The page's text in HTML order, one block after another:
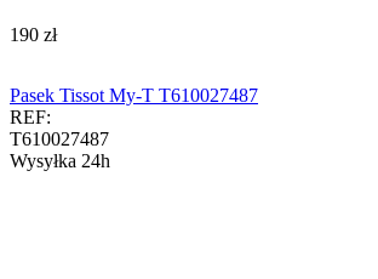
‍190‍ zł
Pasek Tissot My-T T610027487
REF:
T610027487
Wysyłka 24h